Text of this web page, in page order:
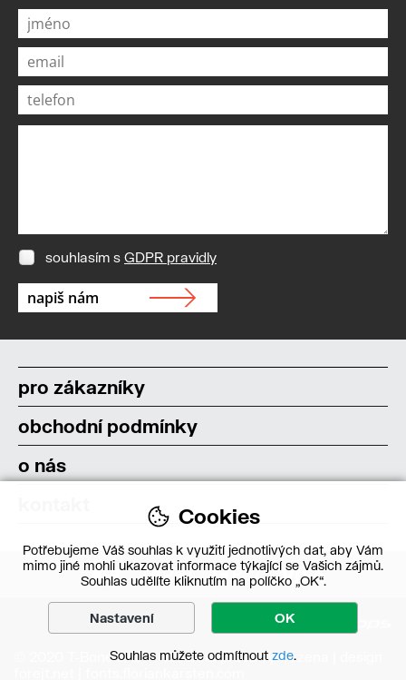
souhlasím s GDPR pravidly
pro zákazníky
obchodní podmínky
o nás
© 2020 T-Bone s.r.o. – Všechna práva vyhrazena | design
Cookies
Potřebujeme Váš souhlas k využití jednotlivých dat, aby Vám
mimo jiné mohli ukazovat informace týkající se Vašich zájmů.
Souhlas udělíte kliknutím na políčko „OK“.
Nastavení OK
Souhlas můžete odmítnout zde.